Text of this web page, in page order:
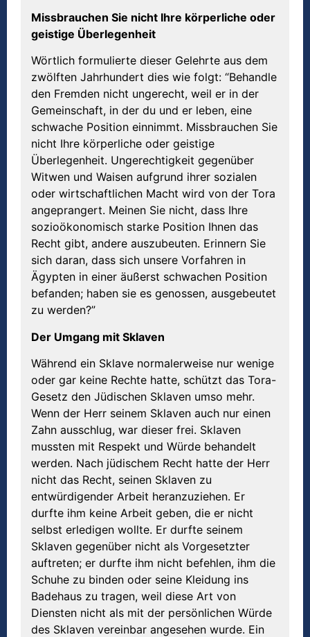
Missbrauchen Sie nicht Ihre körperliche oder
geistige Überlegenheit
Wörtlich formulierte dieser Gelehrte aus dem
zwölften Jahrhundert dies wie folgt: “Behandle
den Fremden nicht ungerecht, weil er in der
Gemeinschaft, in der du und er leben, eine
schwache Position einnimmt. Missbrauchen Sie
nicht Ihre körperliche oder geistige
Überlegenheit. Ungerechtigkeit gegenüber
Witwen und Waisen aufgrund ihrer sozialen
oder wirtschaftlichen Macht wird von der Tora
angeprangert. Meinen Sie nicht, dass Ihre
sozioökonomisch starke Position Ihnen das
Recht gibt, andere auszubeuten. Erinnern Sie
sich daran, dass sich unsere Vorfahren in
Ägypten in einer äußerst schwachen Position
befanden; haben sie es genossen, ausgebeutet
zu werden?”
Der Umgang mit Sklaven
Während ein Sklave normalerweise nur wenige
oder gar keine Rechte hatte, schützt das Tora-
Gesetz den Jüdischen Sklaven umso mehr.
Wenn der Herr seinem Sklaven auch nur einen
Zahn ausschlug, war dieser frei. Sklaven
mussten mit Respekt und Würde behandelt
werden. Nach jüdischem Recht hatte der Herr
nicht das Recht, seinen Sklaven zu
entwürdigender Arbeit heranzuziehen. Er
durfte ihm keine Arbeit geben, die er nicht
selbst erledigen wollte. Er durfte seinem
Sklaven gegenüber nicht als Vorgesetzter
auftreten; er durfte ihm nicht befehlen, ihm die
Schuhe zu binden oder seine Kleidung ins
Badehaus zu tragen, weil diese Art von
Diensten nicht als mit der persönlichen Würde
des Sklaven vereinbar angesehen wurde. Ein